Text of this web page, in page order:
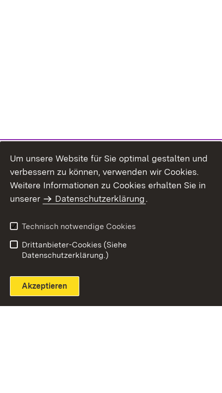
Themenübersicht
Um unsere Website für Sie optimal gestalten und
verbessern zu können, verwenden wir Cookies.
Weitere Informationen zu Cookies erhalten Sie in
unserer
Datenschutzerklärung.
Technisch notwendige Cookies
Drittanbieter-Cookies (Siehe
Datenschutzerklärung.)
Akzeptieren